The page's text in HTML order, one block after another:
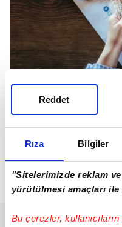
Rıza Bilgiler
"Sitelerimizde reklam
yürütülmesi amaçları ile
Bu çerezler, kullanıcıların
Reddet
oldu. Ocak 2025'te
temel alacak ve
belirlenmeye devam